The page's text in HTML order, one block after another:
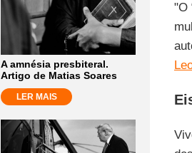
A amnésia presbiteral.
Artigo de Matias Soares
LER MAIS
"O